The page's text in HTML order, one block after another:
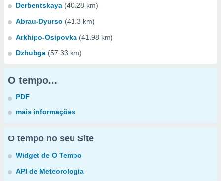
Derbentskaya (40.28 km)
Abrau-Dyurso (41.3 km)
Arkhipo-Osipovka (41.98 km)
Dzhubga (57.33 km)
O tempo...
PDF
mais informações
O tempo no seu Site
Widget de O Tempo
API de Meteorologia